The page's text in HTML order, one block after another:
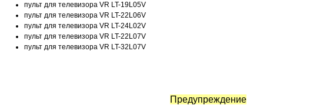
пульт для телевизора VR LT-19L05V
пульт для телевизора VR LT-22L06V
пульт для телевизора VR LT-24L02V
пульт для телевизора VR LT-22L07V
пульт для телевизора VR LT-32L07V
Предупреждение